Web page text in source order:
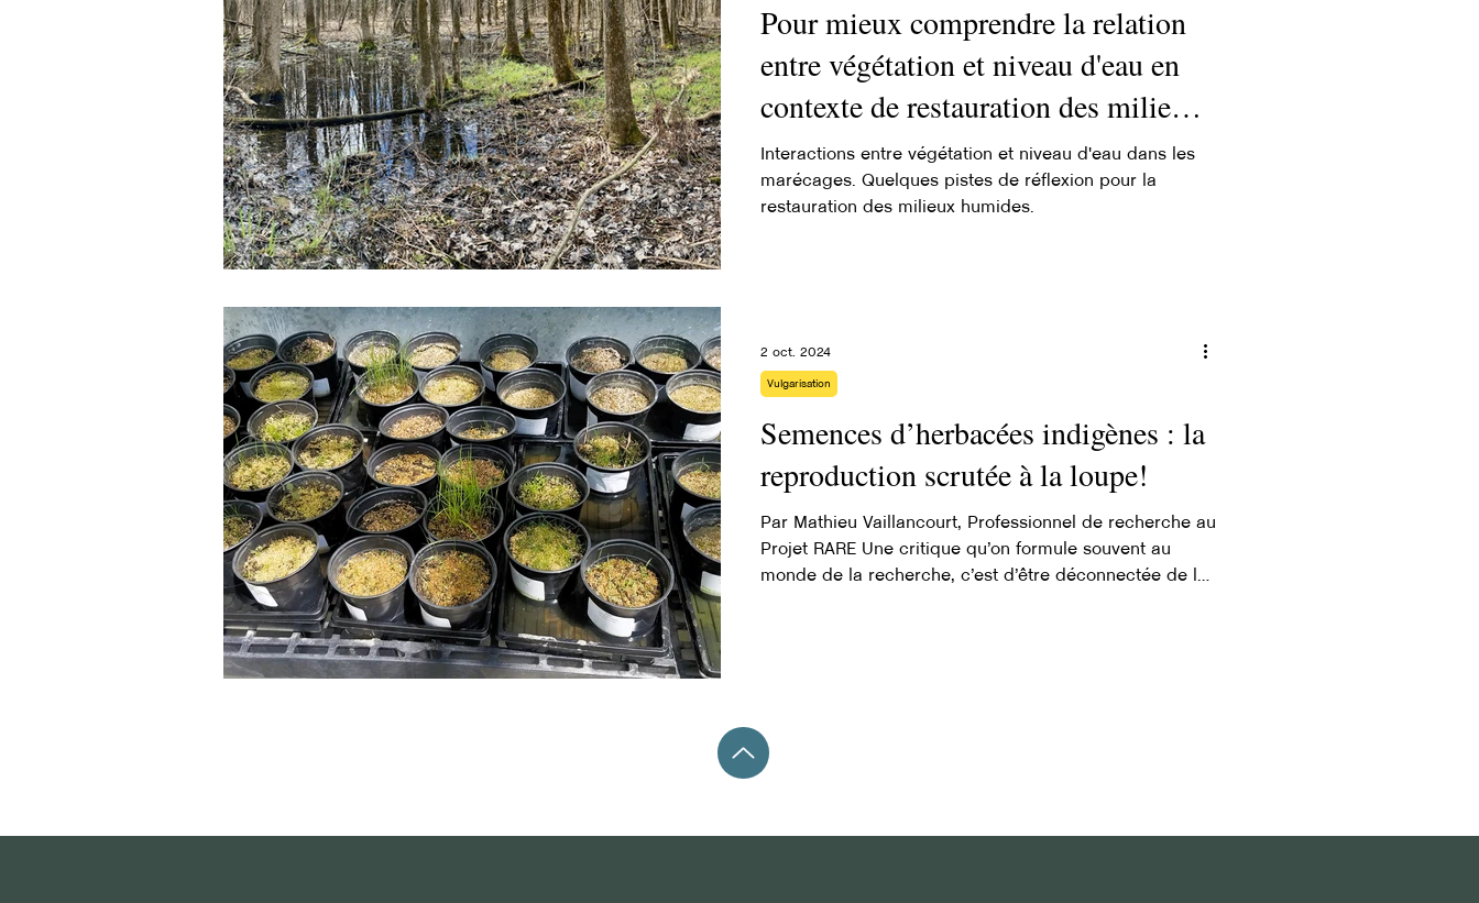
Pour mieux comprendre la relation
entre végétation et niveau d'eau en
contexte de restauration des milieux
humides
Interactions entre végétation et niveau d'eau dans les
marécages. Quelques pistes de réflexion pour la
restauration des milieux humides.
Semences d’herbacées indigènes : la
reproduction scrutée à la loupe!
Par Mathieu Vaillancourt, Professionnel de recherche au
Projet RARE Une critique qu’on formule souvent au
monde de la recherche, c’est d’être déconnectée de la
l’occasion de visiter des bassins de rétention bien
végétali
Vulgarisation
2 oct. 2024